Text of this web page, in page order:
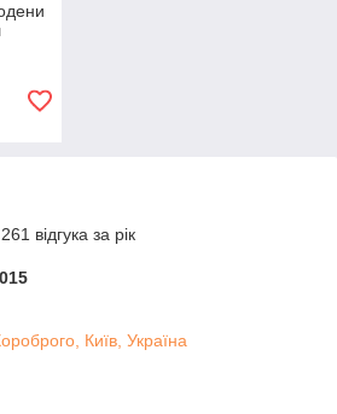
відгука за рік
Київ, Україна